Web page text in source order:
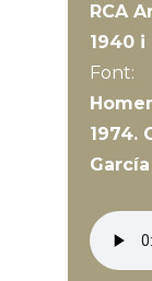
RCA
1940 i
Font:
1974.
García